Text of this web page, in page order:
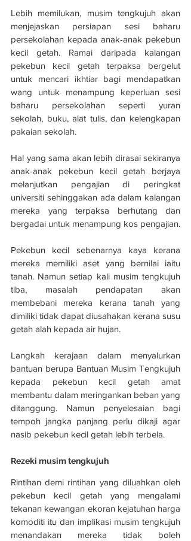
Lebih memilukan, musim tengkujuh akan
menjejaskan persiapan sesi baharu
persekolahan kepada anak-anak pekebun
kecil getah. Ramai daripada kalangan
pekebun kecil getah terpaksa bergelut
untuk mencari ikhtiar bagi mendapatkan
wang untuk menampung keperluan sesi
baharu persekolahan seperti yuran
sekolah, buku, alat tulis, dan kelengkapan
pakaian sekolah.
Hal yang sama akan lebih dirasai sekiranya
anak-anak pekebun kecil getah berjaya
melanjutkan pengajian di peringkat
universiti sehinggakan ada dalam kalangan
mereka yang terpaksa berhutang dan
bergadai untuk menampung kos pengajian.
Pekebun kecil sebenarnya kaya kerana
mereka memiliki aset yang bernilai iaitu
tanah. Namun setiap kali musim tengkujuh
tiba, masalah pendapatan akan
membebani mereka kerana tanah yang
dimiliki tidak dapat diusahakan kerana susu
getah alah kepada air hujan.
Langkah kerajaan dalam menyalurkan
bantuan berupa Bantuan Musim Tengkujuh
kepada pekebun kecil getah amat
membantu dalam meringankan beban yang
ditanggung. Namun penyelesaian bagi
tempoh jangka panjang perlu dikaji agar
nasib pekebun kecil getah lebih terbela.
Rezeki musim tengkujuh
Rintihan demi rintihan yang diluahkan oleh
pekebun kecil getah yang mengalami
tekanan kewangan ekoran kejatuhan harga
komoditi itu dan implikasi musim tengkujuh
menandakan mereka tidak boleh